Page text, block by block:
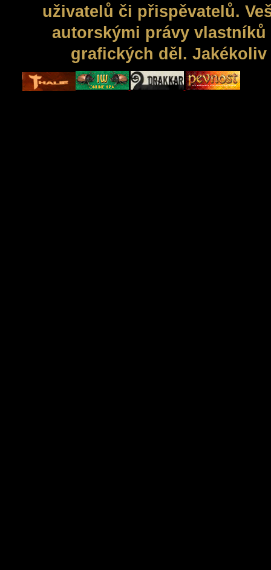
uživatelů či přispěvatelů.
autorskými právy
grafických děl.